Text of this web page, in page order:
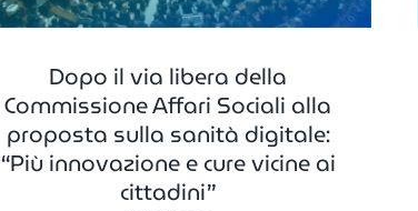
Dopo il via libera della
Commissione Affari Sociali alla
proposta sulla sanità digitale:
“Più innovazione e cure vicine ai
cittadini”